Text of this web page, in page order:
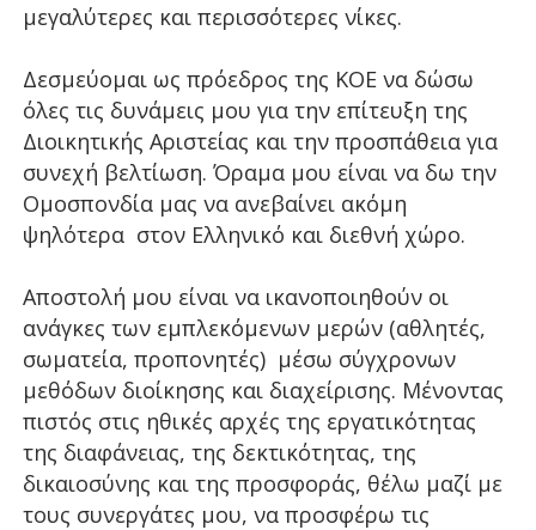
μεγαλύτερες και περισσότερες νίκες.
Δεσμεύομαι ως πρόεδρος της ΚΟΕ να δώσω
όλες τις δυνάμεις μου για την επίτευξη της
Διοικητικής Αριστείας και την προσπάθεια για
συνεχή βελτίωση. Όραμα μου είναι να δω την
Ομοσπονδία μας να ανεβαίνει ακόμη
ψηλότερα στον Ελληνικό και διεθνή χώρο.
Αποστολή μου είναι να ικανοποιηθούν οι
ανάγκες των εμπλεκόμενων μερών (αθλητές,
σωματεία, προπονητές) μέσω σύγχρονων
μεθόδων διοίκησης και διαχείρισης. Μένοντας
πιστός στις ηθικές αρχές της εργατικότητας
της διαφάνειας, της δεκτικότητας, της
δικαιοσύνης και της προσφοράς, θέλω μαζί με
τους συνεργάτες μου, να προσφέρω τις